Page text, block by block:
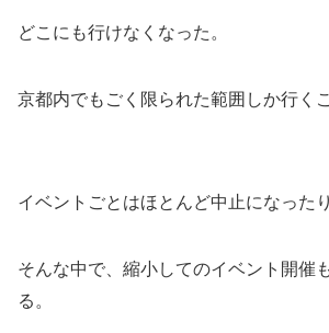
どこにも行けなくなった。
京都内でもごく限られた範囲しか行く
イベントごとはほとんど中止になった
そんな中で、縮小してのイベント開催
る。